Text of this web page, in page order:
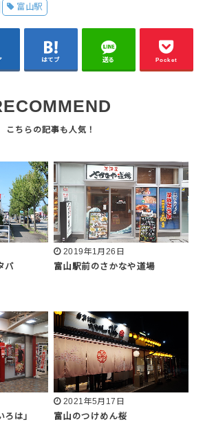
富山駅
はてブ 送る Pocket
バ
2019年1月26日
富山駅前のさかなや道場
は」
2021年5月17日
富山のつけめん桜